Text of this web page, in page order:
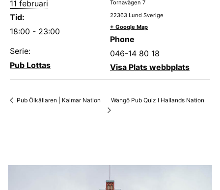
11 februari
Tid:
18:00 - 23:00
Serie:
Pub Lottas
Tornavägen 7
22363 Lund Sverige
+ Google Map
Phone
046-14 80 18
Visa Plats webbplats
Pub Ölkällaren | Kalmar Nation Wangö Pub Quiz I Hallands Nation